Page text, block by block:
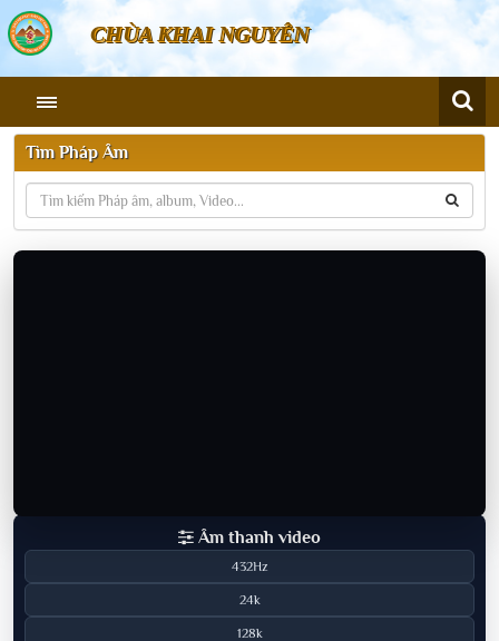
CHÙA KHAI NGUYÊN
Tìm Pháp Âm
Âm thanh video
432Hz
24k
128k